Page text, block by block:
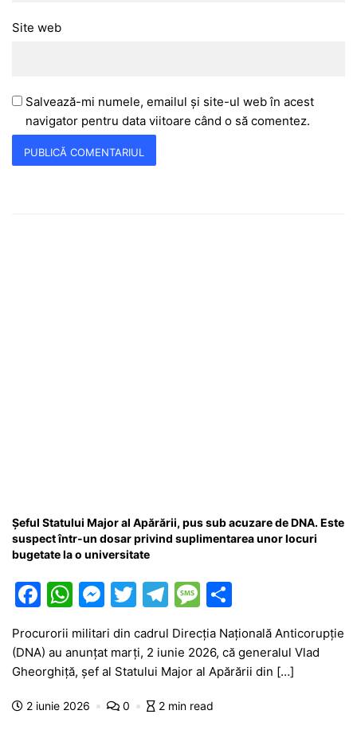
Site web
Salvează-mi numele, emailul și site-ul web în acest
navigator pentru data viitoare când o să comentez.
Șeful Statului Major al Apărării, pus sub acuzare de DNA. Este
suspect într-un dosar privind suplimentarea unor locuri
bugetate la o universitate
F
c
e
b
W
h
at
s
A
p
M
e
s
s
e
n
T
itt
er
T
el
e
gr
a
M
e
s
s
a
g
ar
ta
je
Procurorii militari din cadrul Direcția Națională Anticorupție
(DNA) au anunțat marți, 2 iunie 2026, că generalul Vlad
Gheorghiță, șef al Statului Major al Apărării din […]
2 iunie 2026 0 2 min read